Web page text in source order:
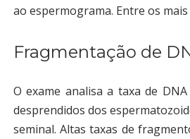
ao espermograma. Entre os
Fragmentação de
O exame analisa a taxa de
desprendidos dos
seminal. Altas taxas de